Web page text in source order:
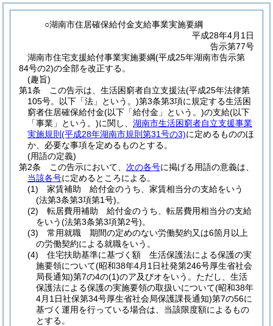
○湖南市住居確保給付金支給事業実施要綱
平成28年4月1日
告示第77号
湖南市住宅支援給付事業実施要綱(平成25年湖南市告示第
84号の2)の全部を改正する。
(趣旨)
第1条
この告示は、生活困窮者自立支援法(平成25年法律第
105号。以下「法」という。)第3条第3項に規定する生活困
窮者住居確保給付金(以下「給付金」という。)の支給(以下
「事業」という。)に関し、 湖南市生活困窮者自立支援事業
実施規則 (平成28年湖南市規則第31号の3)に定めるもののほ
か、必要な事項を定めるものとする。
(用語の定義)
第2条
この告示において、 次の各号に掲げる用語の意義は、
当該各号に定めるところによる。
(1)
家賃補助 給付金のうち、家賃相当分の支給をいう
(法第3条第3項第1号)。
(2)
転居費用補助 給付金のうち、転居費用相当分の支給
をいう(法第3条第3項第2号)。
(3)
常用就職 期間の定めのない労働契約又は6箇月以上
の労働契約による就職をいう。
(4)
住宅扶助基準に基づく額 生活保護法による保護の実
施要領について(昭和38年4月1日社発第246号厚生省社会
局長通知)第7の4の(1)のア及びオをいう。 ただし、生活
保護法による保護の実施要領の取扱いについて(昭和38年
4月1日社保第34号厚生省社会局保護課長通知)第7の56に
基づく運用を行っている場合は、当該限度額によるもの
とする。